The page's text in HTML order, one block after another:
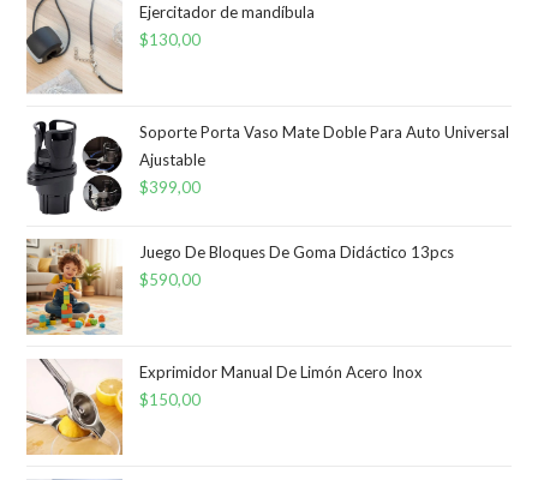
Ejercitador de mandíbula
$130,00
Soporte Porta Vaso Mate Doble Para Auto Universal
Ajustable
$399,00
Juego De Bloques De Goma Didáctico 13pcs
$590,00
Exprimidor Manual De Limón Acero Inox
$150,00